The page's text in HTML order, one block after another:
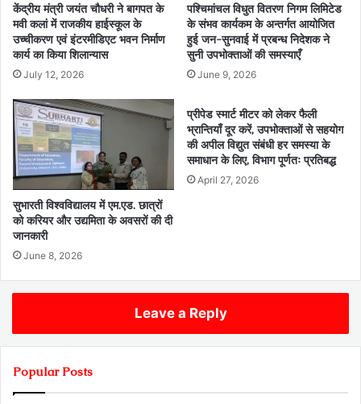
केंद्रीय मंत्री जयंत चौधरी ने बागपत के
मवी कलां में राजकीय हाईस्कूल के
उच्चीकरण एवं इंटरमीडिएट भवन निर्माण
कार्य का किया शिलान्यास
July 12, 2026
पश्चिमांचल विधुत वितरण निगम लिमिटेड
के संभव कार्यकम के अन्तर्गत आयोजित
हुई जन-सुनवाई में प्रबन्ध निदेशक ने
सुनी उपभोक्ताओं की समस्याएँ
June 9, 2026
सुभारती विश्वविद्यालय में एम.एड. छात्रों
को करियर और उद्यमिता के अवसरों की दी
जानकारी
June 8, 2026
प्रीपेड स्मार्ट मीटर को लेकर फैली
भ्रान्तियाँ दूर करें, उपभोक्ताओं से सहयोग
की अपील विद्युत संबंधी हर समस्या के
समाधान के लिए, विभाग पूर्णतः प्रतिबद्ध
April 27, 2026
Leave a Reply
Popular Posts